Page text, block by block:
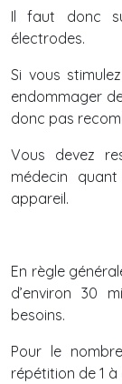
Il faut donc
électrodes.
Si vous
endommager
donc pas
Vous devez
médecin
appareil.
En règle
d’environ 30
besoins.
Pour le
répétition de 1 à